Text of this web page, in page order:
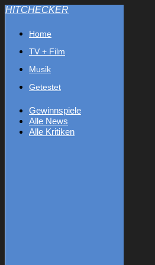
HITCHECKER
Home
TV + Film
Musik
Getestet
Gewinnspiele
Alle News
Alle Kritiken